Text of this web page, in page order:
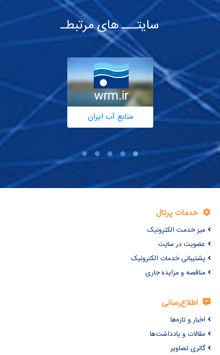
سایتـــ های مرتبطـ
منابع آب ایران
خدمات پرتال
میز خدمت الکترونیک
عضویت در سایت
پشتیبانی خدمات الکترونیک
مناقصه و مزایده جاری
اطلاع‌رسانی
اخبار و تازه‌ها
مقالات و یادداشت‌ها
گالری تصاویر